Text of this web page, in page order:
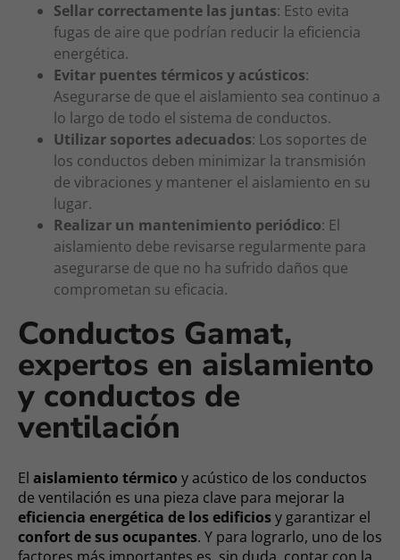
Sellar correctamente las juntas: Esto evita
fugas de aire que podrían reducir la eficiencia
energética.
Evitar puentes térmicos y acústicos:
Asegurarse de que el aislamiento sea continuo a
lo largo de todo el sistema de conductos.
Utilizar soportes adecuados: Los soportes de
los conductos deben minimizar la transmisión
de vibraciones y mantener el aislamiento en su
lugar.
Realizar un mantenimiento periódico: El
aislamiento debe revisarse regularmente para
asegurarse de que no ha sufrido daños que
comprometan su eficacia.
Conductos Gamat,
expertos en aislamiento
y conductos de
ventilación
El aislamiento térmico y acústico de los conductos
de ventilación es una pieza clave para mejorar la
eficiencia energética de los edificiosy garantizar el
confort de sus ocupantes. Y para lograrlo, uno de los